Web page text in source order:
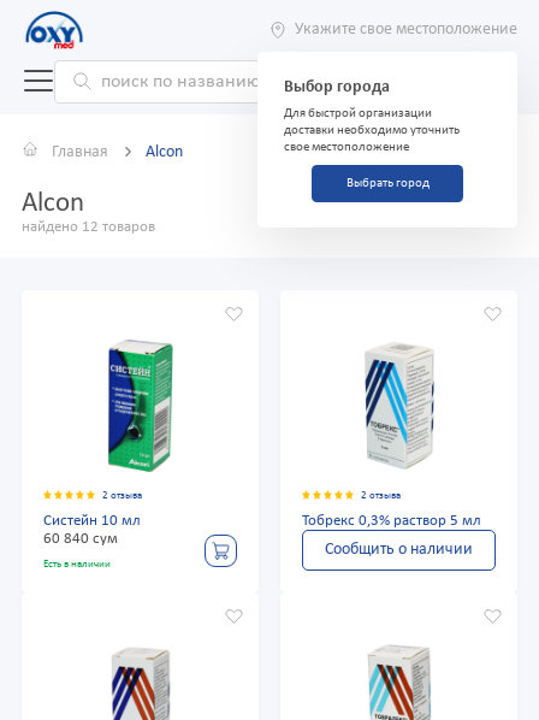
Укажите свое местоположение
Выбор города
Для быстрой организации
доставки необходимо уточнить
свое местоположение
Выбрать город
Главная Alcon
Alcon
найдено 12 товаров
2 отзыва
Систейн 10 мл
60 840 сум
Есть в наличии
2 отзыва
Тобрекс 0,3% раствор 5 мл
Сообщить о наличии